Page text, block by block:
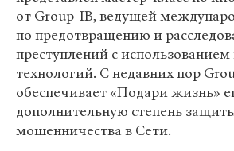
от Group-IB, ведущей
по предотвращению и
преступлений с
технологий. С недавних пор
обеспечивает «Подари жизнь»
дополнительную степень
мошенничества в Сети.